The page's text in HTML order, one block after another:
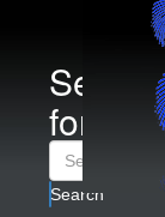
Search
form
Search